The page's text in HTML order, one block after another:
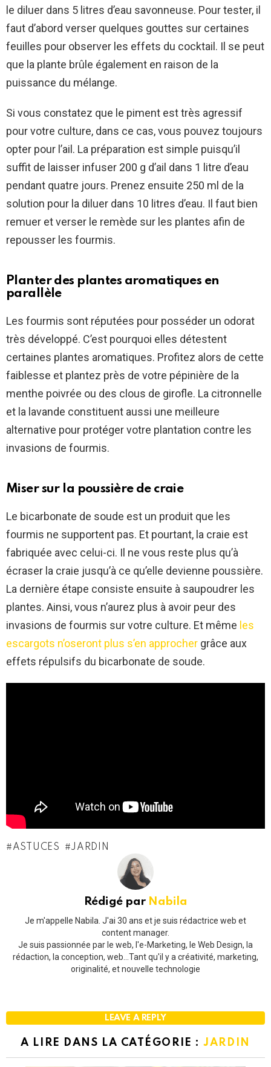
le diluer dans 5 litres d’eau savonneuse. Pour tester, il
faut d’abord verser quelques gouttes sur certaines
feuilles pour observer les effets du cocktail. Il se peut
que la plante brûle également en raison de la
puissance du mélange.
Si vous constatez que le piment est très agressif
pour votre culture, dans ce cas, vous pouvez toujours
opter pour l’ail. La préparation est simple puisqu’il
suffit de laisser infuser 200 g d’ail dans 1 litre d’eau
pendant quatre jours. Prenez ensuite 250 ml de la
solution pour la diluer dans 10 litres d’eau. Il faut bien
remuer et verser le remède sur les plantes afin de
repousser les fourmis.
Planter des plantes aromatiques en
parallèle
Les fourmis sont réputées pour posséder un odorat
très développé. C’est pourquoi elles détestent
certaines plantes aromatiques. Profitez alors de cette
faiblesse et plantez près de votre pépinière de la
menthe poivrée ou des clous de girofle. La citronnelle
et la lavande constituent aussi une meilleure
alternative pour protéger votre plantation contre les
invasions de fourmis.
Miser sur la poussière de craie
Le bicarbonate de soude est un produit que les
fourmis ne supportent pas. Et pourtant, la craie est
fabriquée avec celui-ci. Il ne vous reste plus qu’à
écraser la craie jusqu’à ce qu’elle devienne poussière.
La dernière étape consiste ensuite à saupoudrer les
plantes. Ainsi, vous n’aurez plus à avoir peur des
invasions de fourmis sur votre culture. Et même les
escargots n’oseront plus s’en approcher grâce aux
effets répulsifs du bicarbonate de soude.
ASTUCES JARDIN
Rédigé par Nabila
Je m'appelle Nabila. J'ai 30 ans et je suis rédactrice web et
content manager.
Je suis passionnée par le web, l'e-Marketing, le Web Design, la
rédaction, la conception, web...Tant qu'il y a créativité, marketing,
originalité, et nouvelle technologie
LEAVE A REPLY
A LIRE DANS LA CATÉGORIE :JARDIN